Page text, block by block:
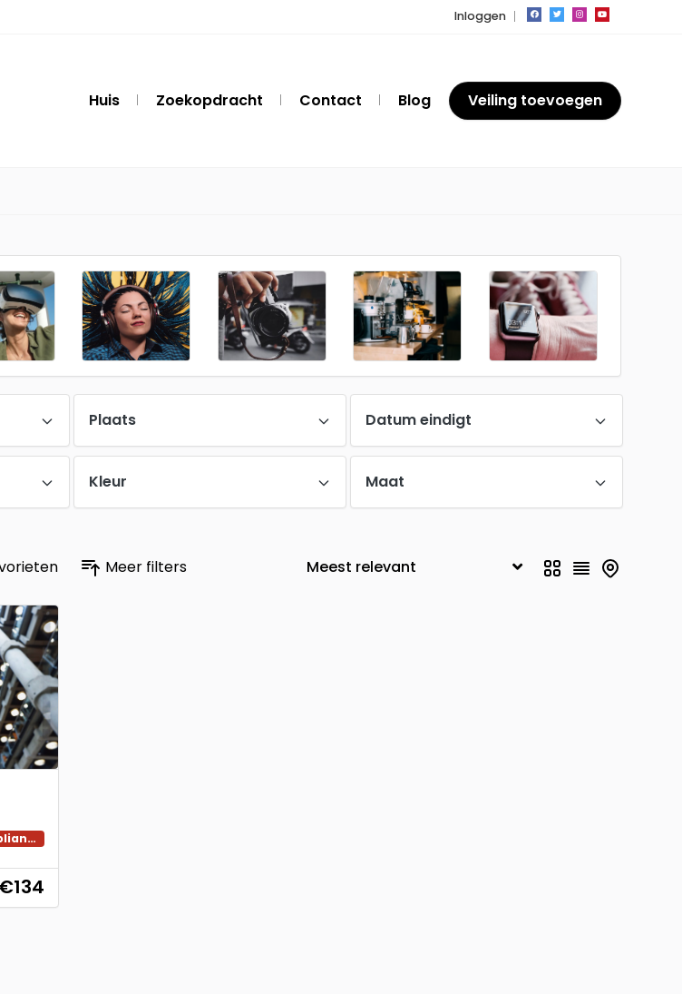
Inloggen
Huis Zoekopdracht Contact Blog Veiling toevoegen
Plaats Datum eindigt
Kleur Maat
Meer filters
General Appliances
€134